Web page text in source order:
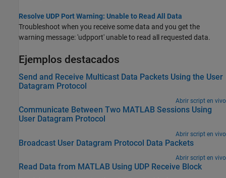
Resolve UDP Port Warning: Unable to Read All Data
Troubleshoot when you receive some data and you get the
warning message: 'udpport' unable to read all requested data.
Ejemplos destacados
Send and Receive Multicast Data Packets Using the User
Datagram Protocol
Abrir script en vivo
Communicate Between Two MATLAB Sessions Using
User Datagram Protocol
Abrir script en vivo
Broadcast User Datagram Protocol Data Packets
Abrir script en vivo
Read Data from MATLAB Using UDP Receive Block